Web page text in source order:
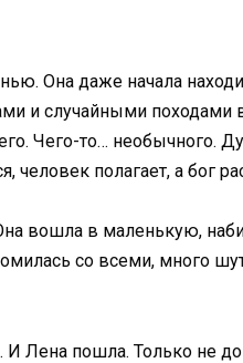
Она даже начала
и случайными походами
Чего-то… необычного.
полагает, а бог
вошла в маленькую,
со всеми, много
Лена пошла. Только не